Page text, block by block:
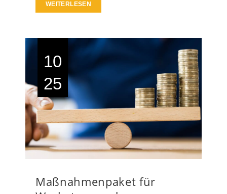
WEITERLESEN
10
25
Maßnahmenpaket für